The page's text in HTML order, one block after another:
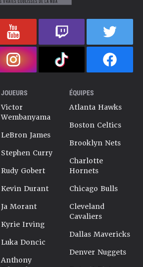
JOUEURS
Victor
Wembanyama
LeBron James
Stephen Curry
Rudy Gobert
Kevin Durant
Ja Morant
Kyrie Irving
Luka Doncic
Anthony
ÉQUIPES
Atlanta Hawks
Boston Celtics
Brooklyn Nets
Charlotte
Hornets
Chicago Bulls
Cleveland
Cavaliers
Dallas Mavericks
Denver Nuggets